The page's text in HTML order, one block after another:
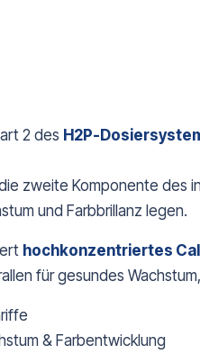
2 des H2P-
zweite Komponente des
und Farbbrillanz legen.
hochkonzentriertes
für gesundes
& Farbentwicklung